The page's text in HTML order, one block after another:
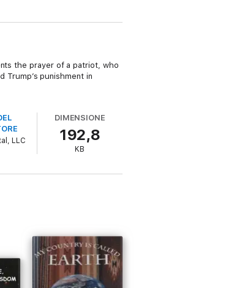
the prayer of a patriot, who
punishment in
LLC
DIMENSIONE
192,8
KB